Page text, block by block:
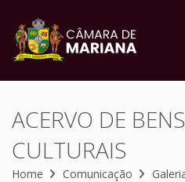
ACERVO DE
CULTURAIS
Home Comunicação